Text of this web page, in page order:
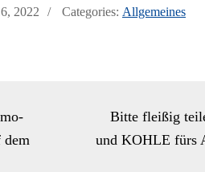
2022 Categories: Allgemeines
dem
Bitte fleißig
und KOHLE fürs